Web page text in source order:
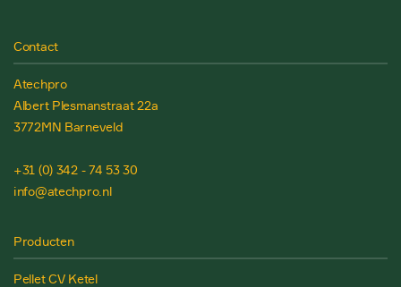
Contact
Atechpro
Albert Plesmanstraat 22a
3772MN Barneveld
+31 (0) 342 - 74 53 30
info@atechpro.nl
Producten
Pellet CV Ketel